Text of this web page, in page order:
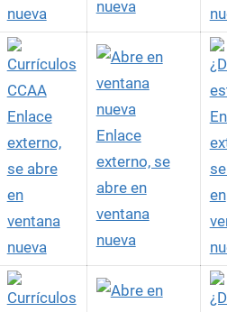
nueva
nueva
Enlace
externo,
se abre
en
ventana
nueva
Enlace
externo, se
abre en
ventana
nueva
en